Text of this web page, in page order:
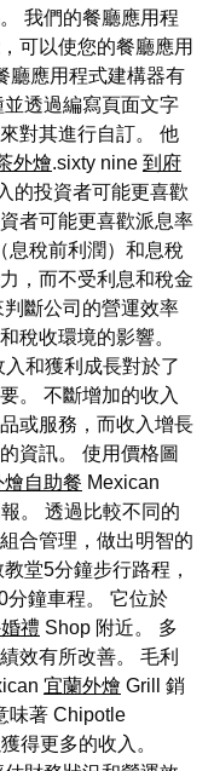
我們的餐廳應用程
可以使您的餐廳應用
廳應用程式建構器有
透過編寫頁面文字
對其進行自訂。 他
外燴.sixty nine 到府
的投資者可能更喜歡
者可能更喜歡派息率
息稅前利潤）和息稅
，而不受利息和稅金
斷公司的營運效率
稅收環境的影響。
入和獲利成長對於了
。 不斷增加的收入
或服務，而收入增長
資訊。 使用價格圖
燴自助餐 Mexican
。 透過比較不同的
合管理，做出明智的
堂5分鐘步行路程，
分鐘車程。 它位於
禮 Shop 附近。 多
效有所改善。 毛利
宜蘭外燴 Grill 銷
味著 Chipotle
得更多的收入。